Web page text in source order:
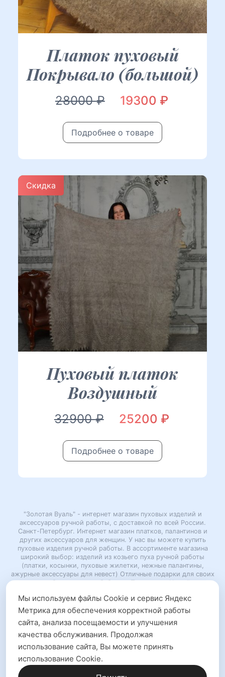
Платок пуховый
Покрывало (большой)
28000₽
Первоначальная
цена
составляла
19300 ₽
Подробнее о товаре
Скидка
Пуховый платок
Воздушный
32900₽
Первоначальная
цена
составляла
25200 ₽
Подробнее о товаре
"Золотая Вуаль" - интернет магазин пуховых изделий и
аксессуаров ручной работы, с доставкой по всей России.
Санкт-Петербург. Интернет магазин платков, палантинов и
других аксессуаров для женщин. У нас вы можете купить
пуховые изделия ручной работы. В ассортименте магазина
широкий выбор: изделий из козьего пуха ручной работы
(платки, косынки, пуховые жилетки, нежные палантины,
ажурные аксессуары для невест) Отличные подарки для своих
родных и близких, мам, бабушек. Подарок на Новый год,
Копирование любого материала с сайта возможно только с
письменного разрешения администрации.
"Золотая Вуаль" 2015-2026 (с)
VK
Мы используем файлы Cookie и сервис Яндекс
Метрика для обеспечения корректной работы
сайта, анализа посещаемости и улучшения
качества обслуживания. Продолжая
использование сайта, Вы можете принять
использование Cookie.